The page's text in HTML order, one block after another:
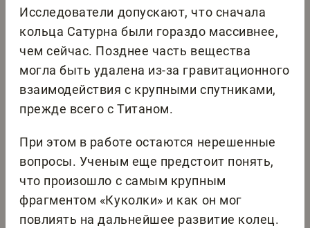
Исследователи допускают, что сначала
кольца Сатурна были гораздо массивнее,
чем сейчас. Позднее часть вещества
могла быть удалена из-за гравитационного
взаимодействия с крупными спутниками,
прежде всего с Титаном.
При этом в работе остаются нерешенные
вопросы. Ученым еще предстоит понять,
что произошло с самым крупным
фрагментом «Куколки» и как он мог
повлиять на дальнейшее развитие колец.